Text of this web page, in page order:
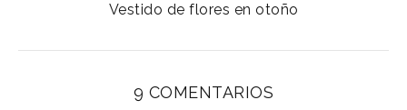
Vestido de flores en otoño
9 COMENTARIOS